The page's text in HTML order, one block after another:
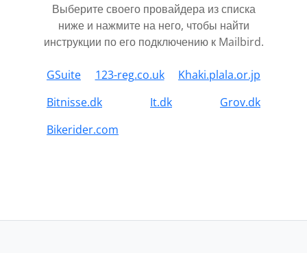
Выберите своего провайдера из списка
ниже и нажмите на него, чтобы найти
инструкции по его подключению к Mailbird.
GSuite 123-reg.co.uk
Khaki.plala.or.jp
Bitnisse.dk
It.dk
Grov.dk
Bikerider.com